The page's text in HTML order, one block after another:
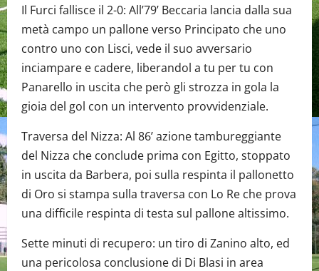
Il Furci fallisce il 2-0: All’79’ Beccaria lancia dalla sua
metà campo un pallone verso Principato che uno
contro uno con Lisci, vede il suo avversario
inciampare e cadere, liberandol a tu per tu con
Panarello in uscita che però gli strozza in gola la
gioia del gol con un intervento provvidenziale.
Traversa del Nizza: Al 86’ azione tambureggiante
del Nizza che conclude prima con Egitto, stoppato
in uscita da Barbera, poi sulla respinta il pallonetto
di Oro si stampa sulla traversa con Lo Re che prova
una difficile respinta di testa sul pallone altissimo.
Sette minuti di recupero: un tiro di Zanino alto, ed
una pericolosa conclusione di Di Blasi in area